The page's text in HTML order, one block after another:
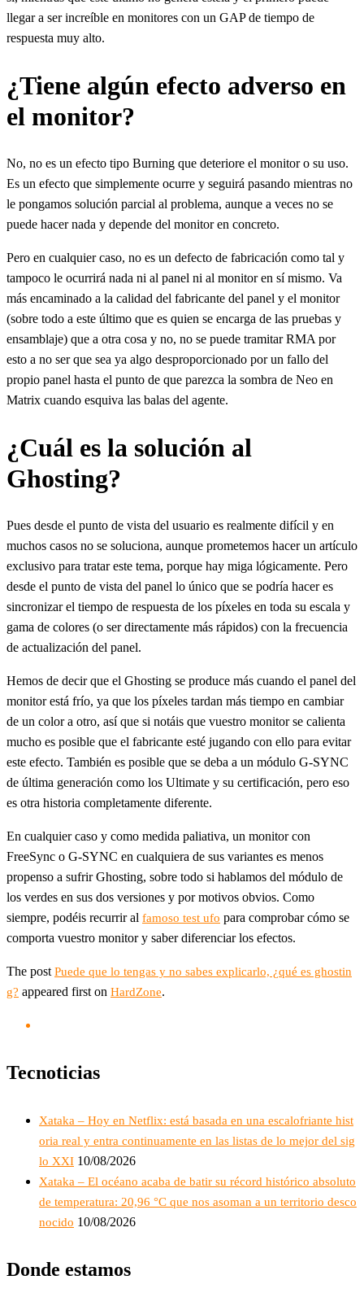
llegar a ser increíble en monitores con un GAP de tiempo de
respuesta muy alto.
¿Tiene algún efecto adverso en
el monitor?
No, no es un efecto tipo Burning que deteriore el monitor o su uso.
Es un efecto que simplemente ocurre y seguirá pasando mientras no
le pongamos solución parcial al problema, aunque a veces no se
puede hacer nada y depende del monitor en concreto.
Pero en cualquier caso, no es un defecto de fabricación como tal y
tampoco le ocurrirá nada ni al panel ni al monitor en sí mismo. Va
más encaminado a la calidad del fabricante del panel y el monitor
(sobre todo a este último que es quien se encarga de las pruebas y
ensamblaje) que a otra cosa y no, no se puede tramitar RMA por
esto a no ser que sea ya algo desproporcionado por un fallo del
propio panel hasta el punto de que parezca la sombra de Neo en
Matrix cuando esquiva las balas del agente.
¿Cuál es la solución al
Ghosting?
Pues desde el punto de vista del usuario es realmente difícil y en
muchos casos no se soluciona, aunque prometemos hacer un artículo
exclusivo para tratar este tema, porque hay miga lógicamente. Pero
desde el punto de vista del panel lo único que se podría hacer es
sincronizar el tiempo de respuesta de los píxeles en toda su escala y
gama de colores (o ser directamente más rápidos) con la frecuencia
de actualización del panel.
Hemos de decir que el Ghosting se produce más cuando el panel del
monitor está frío, ya que los píxeles tardan más tiempo en cambiar
de un color a otro, así que si notáis que vuestro monitor se calienta
mucho es posible que el fabricante esté jugando con ello para evitar
este efecto. También es posible que se deba a un módulo G-SYNC
de última generación como los Ultimate y su certificación, pero eso
es otra historia completamente diferente.
En cualquier caso y como medida paliativa, un monitor con
FreeSync o G-SYNC en cualquiera de sus variantes es menos
propenso a sufrir Ghosting, sobre todo si hablamos del módulo de
los verdes en sus dos versiones y por motivos obvios. Como
siempre, podéis recurrir al famoso test ufo para comprobar cómo se
comporta vuestro monitor y saber diferenciar los efectos.
The post Puede que lo tengas y no sabes explicarlo, ¿qué es ghostin
g? appeared first on HardZone.
Tecnoticias
Xataka – Hoy en Netflix: está basada en una escalofriante hist
oria real y entra continuamente en las listas de lo mejor del sig
lo XXI 10/08/2026
Xataka – El océano acaba de batir su récord histórico absoluto
de temperatura: 20,96 °C que nos asoman a un territorio desco
nocido 10/08/2026
Donde estamos